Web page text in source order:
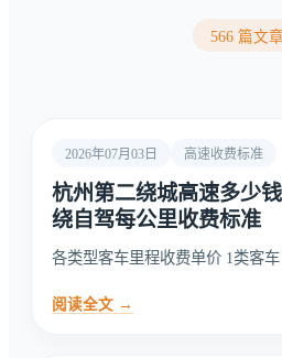
566 篇文章
2026年07月03日 高速收费标准
杭州第二绕城高速多少
绕自驾每公里收费标准
各类型客车里程收费单价 1类客车
阅读全文 →